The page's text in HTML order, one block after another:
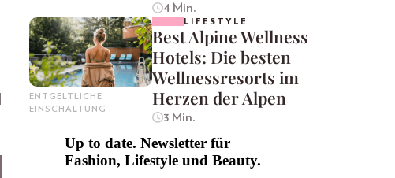
4 Min.
ENTGELTLICHE
EINSCHALTUNG
LIFESTYLE
Best Alpine Wellness
Hotels: Die besten
Wellnessresorts im
Herzen der Alpen
3 Min.